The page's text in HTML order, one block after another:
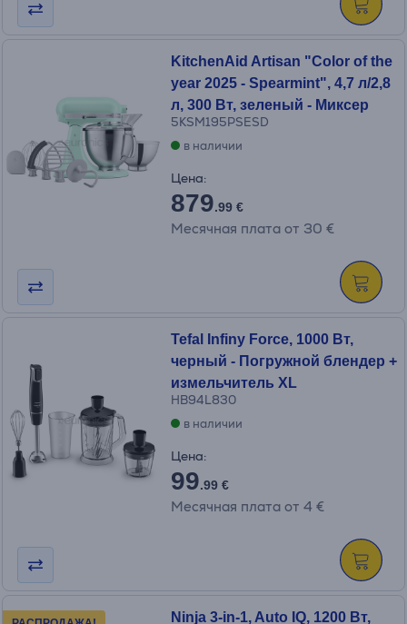
KitchenAid Artisan "Color of the
year 2025 - Spearmint", 4,7 л/2,8
л, 300 Вт, зеленый - Миксер
5KSM195PSESD
в наличии
Цена:
879.99 €
Месячная плата от 30 €
Tefal Infiny Force, 1000 Вт,
черный - Погружной блендер +
измельчитель XL
HB94L830
в наличии
Цена:
99.99 €
Месячная плата от 4 €
Ninja 3-in-1, Auto IQ, 1200 Вт,